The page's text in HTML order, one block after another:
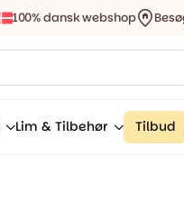
100% dansk webshop
Lim & Tilbehør Tilbud